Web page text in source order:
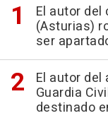
El autor
(Asturias)
ser
El autor
Guardia
destinado